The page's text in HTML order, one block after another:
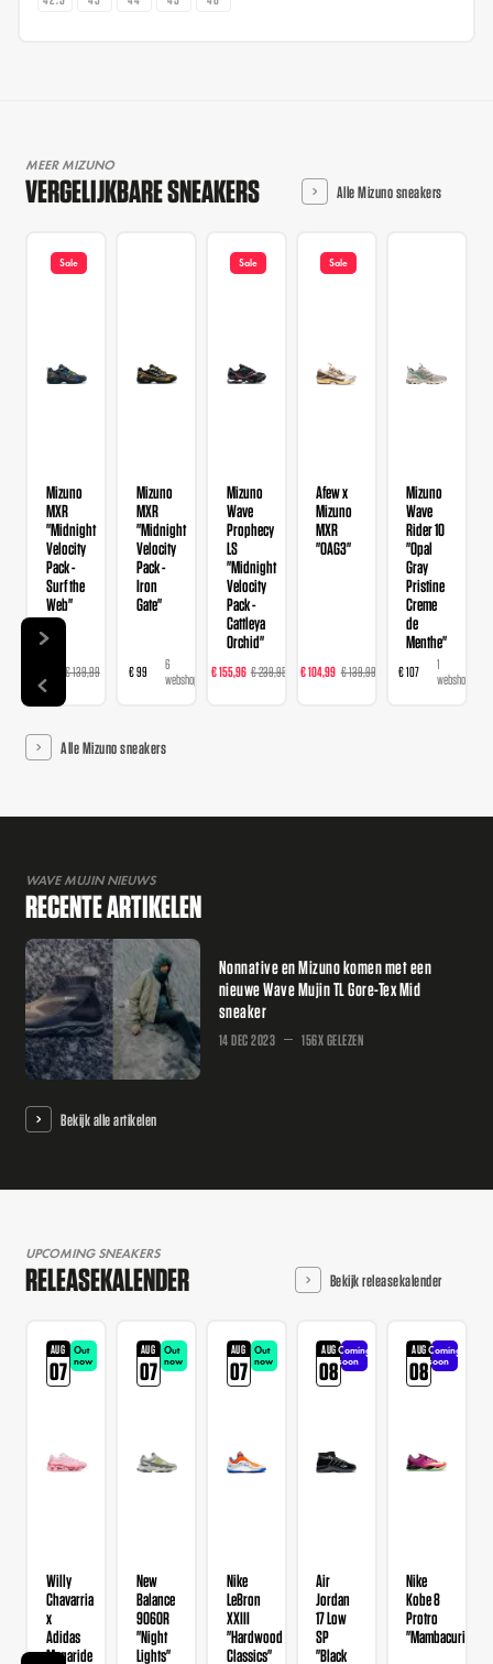
MEER MIZUNO
VERGELIJKBARE SNEAKERS Alle Mizuno sneakers
Sale
Mizuno
MXR
"Midnight
Velocity
Pack -
Surf the
Web"
€ 139,99
webshops
Mizuno
MXR
"Midnight
Velocity
Pack -
Iron
Gate"
€ 99
6
webshops
Sale
Mizuno
Wave
Prophecy
LS
"Midnight
Velocity
Pack -
Cattleya
Orchid"
€ 155,96 € 239,95
8
webshops
Sale
Afew x
Mizuno
MXR
"OAG3"
€ 104,99 € 139,99
webshops
Mizuno
Wave
Rider 10
"Opal
Gray
Pristine
Creme
de
Menthe"
€ 107
1
webshop
Alle Mizuno sneakers
WAVE MUJIN NIEUWS
RECENTE ARTIKELEN
Nonnative en Mizuno komen met een
nieuwe Wave Mujin TL Gore-Tex Mid
sneaker
14 DEC 2023 156X GELEZEN
Bekijk alle artikelen
UPCOMING SNEAKERS
RELEASEKALENDER Bekijk releasekalender
AUG
07
Out
now
Willy
Chavarria
x
Adidas
Megaride
AUG
07
Out
now
New
Balance
9060R
"Night
Lights"
AUG
07
Out
now
Nike
LeBron
XXIII
"Hardwood
Classics"
AUG
08
Coming
soon
Air
Jordan
17 Low
SP
"Black
AUG
08
Coming
soon
Nike
Kobe 8
Protro
"Mambacurial"